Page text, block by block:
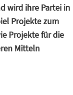
wird ihre Partei in
Projekte zum
Projekte für die
Mitteln